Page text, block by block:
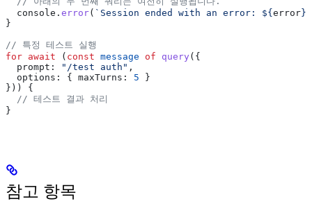
  console
. error( `Session ended with an error: ${error}
}
// 특정 테스트 실행
for await ( const message of query ({
  prompt:
"/test auth" ,
  options:
{ maxTurns: 5 }
})) {
  // 테스트 결과 처리
}
참고 항목